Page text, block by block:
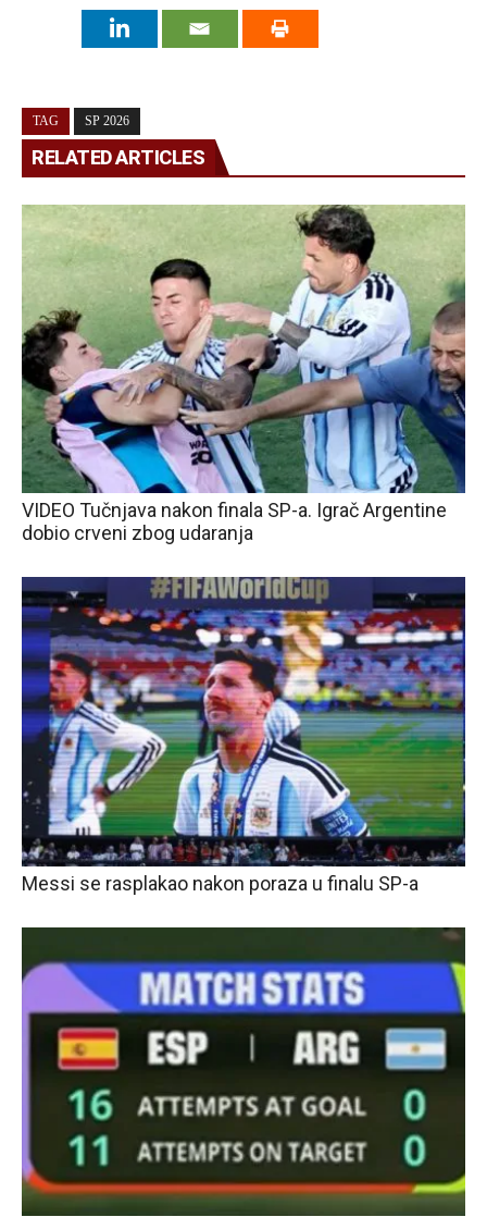
TAG SP 2026
RELATED ARTICLES
VIDEO Tučnjava nakon finala SP-a. Igrač Argentine
dobio crveni zbog udaranja
Messi se rasplakao nakon poraza u finalu SP-a